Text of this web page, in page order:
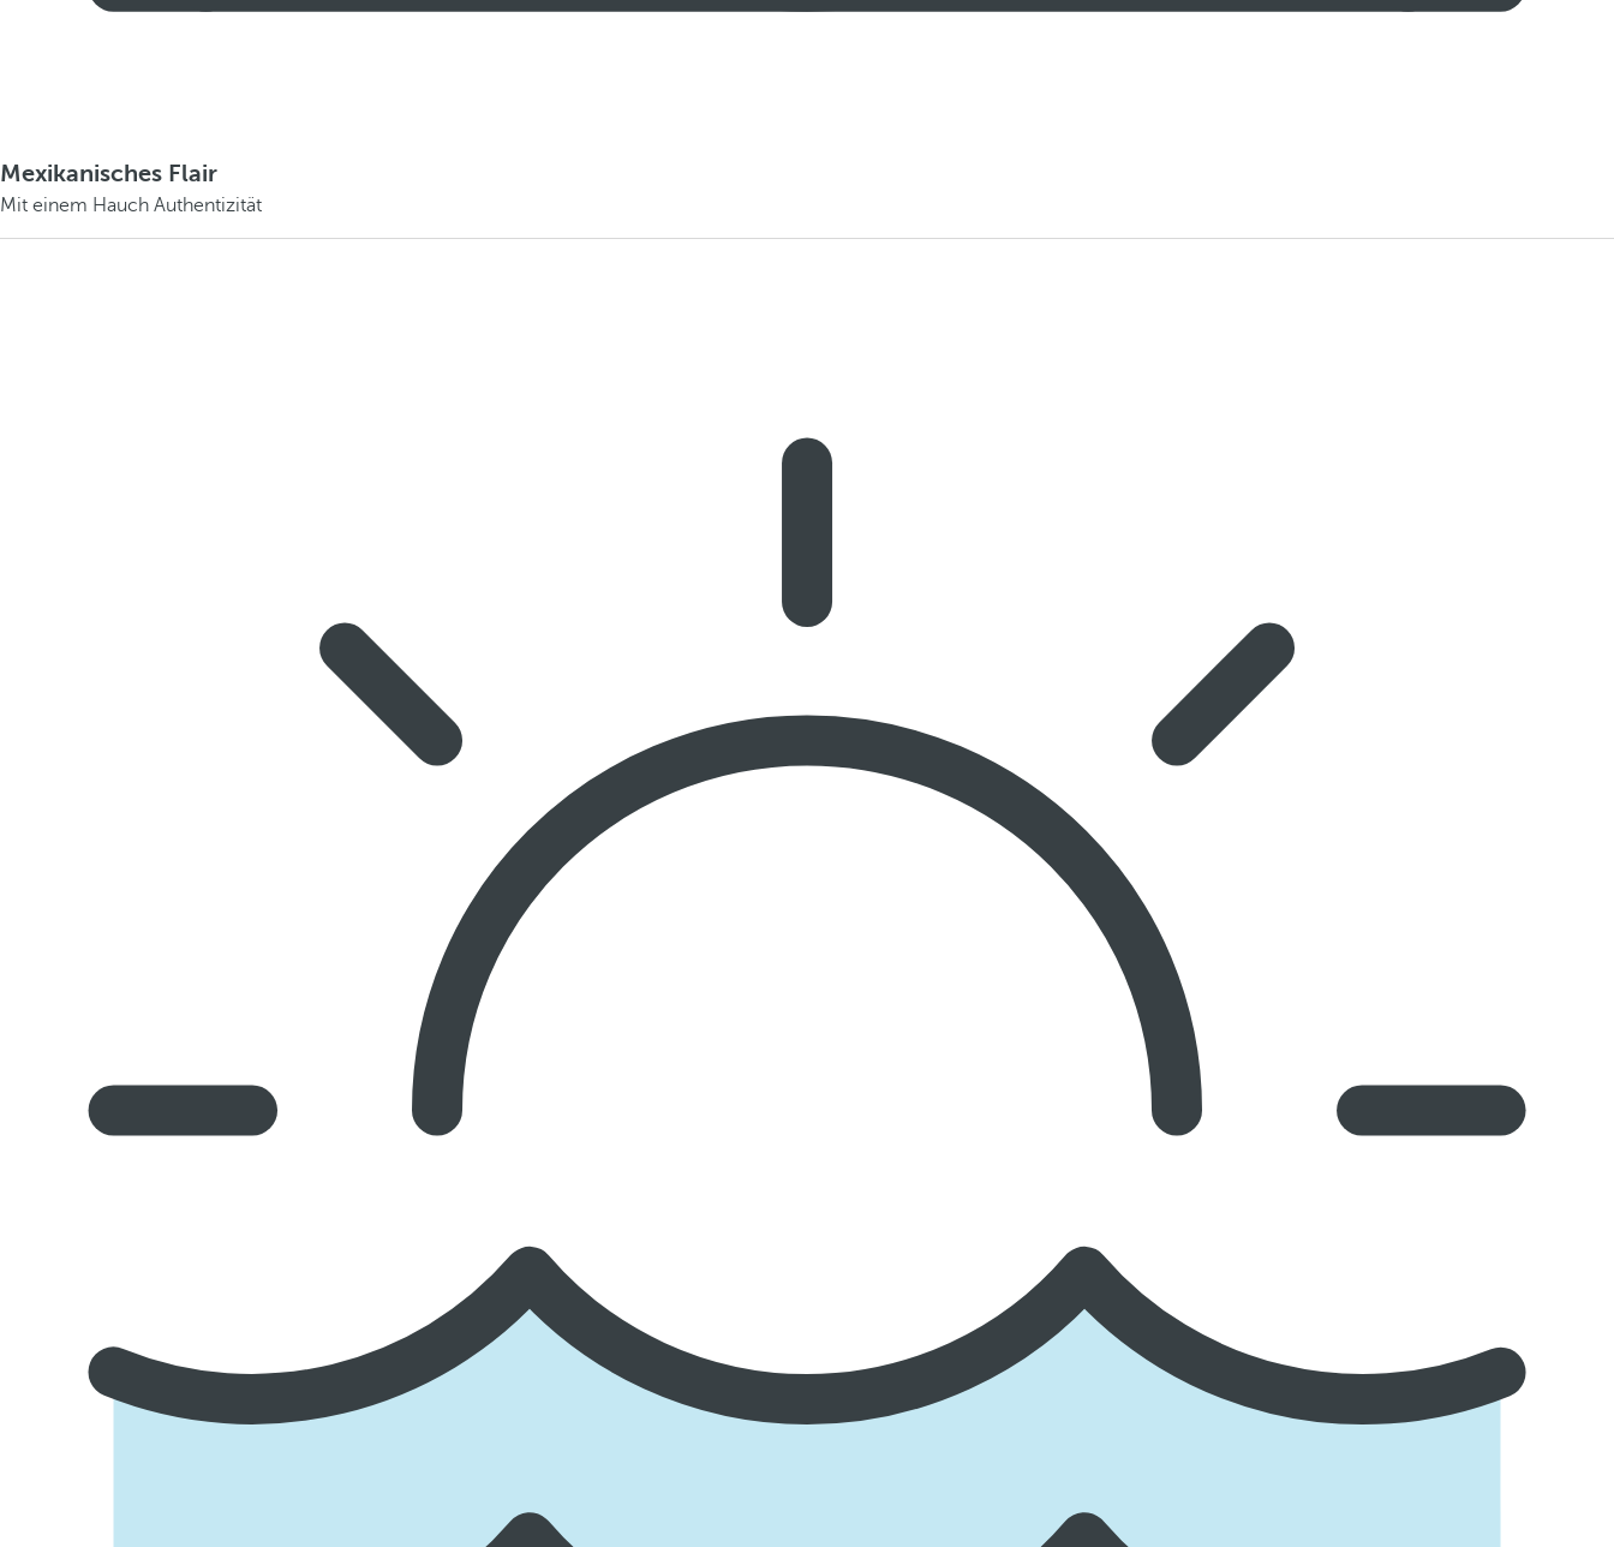
Mexikanisches Flair
Mit einem Hauch Authentizität